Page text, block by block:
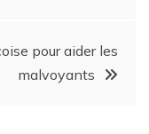
pour aider les
malvoyants